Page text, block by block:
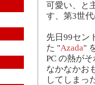
可愛い、と
す、第3世
先日99セン
た "Azada"
PC の熱が
なかなかお
してしまっ